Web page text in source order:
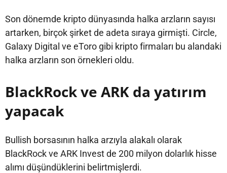
Son dönemde kripto dünyasında halka arzların sayısı
artarken, birçok şirket de adeta sıraya girmişti. Circle,
Galaxy Digital ve eToro gibi kripto firmaları bu alandaki
halka arzların son örnekleri oldu.
BlackRock ve ARK da yatırım
yapacak
Bullish borsasının halka arzıyla alakalı olarak
BlackRock ve ARK Invest de 200 milyon dolarlık hisse
alımı düşündüklerini belirtmişlerdi.